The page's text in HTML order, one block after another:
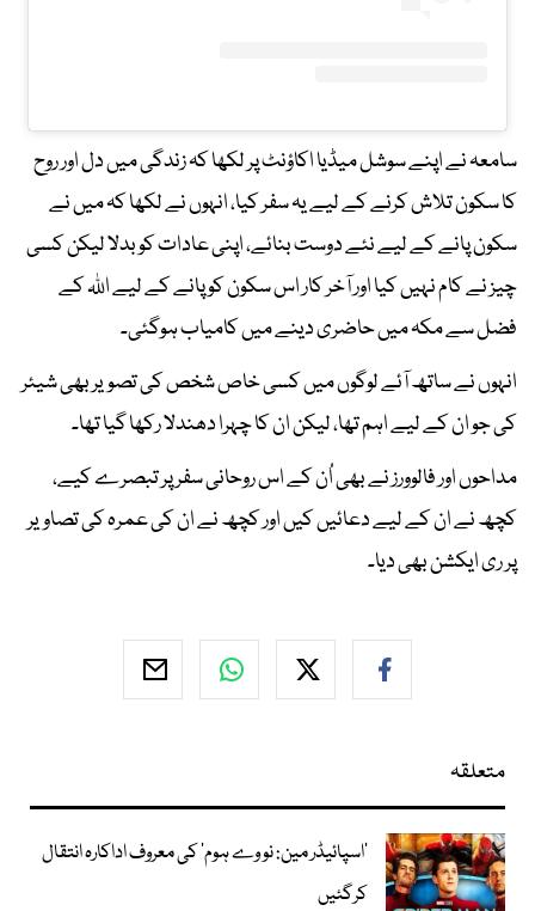
سامعہ نے اپنے سوشل میڈیا اکاؤنٹ پر لکھا کہ زندگی میں دل اور روح
کا سکون تلاش کرنے کے لیے یہ سفر کیا، انہوں نے لکھا کہ میں نے
سکون پانے کے لیے نئے دوست بنائے، اپنی عادات کو بدلا لیکن کسی
چیز نے کام نہیں کیا اور آخر کار اس سکون کو پانے کے لیے اللہ کے
فضل سے مکہ میں حاضری دینے میں کامیاب ہوگئی۔
انہوں نے ساتھ آئے لوگوں میں کسی خاص شخص کی تصویر بھی شیئر
کی جو ان کے لیے اہم تھا، لیکن ان کا چہرا دھندلا رکھا گیا تھا۔
مداحوں اور فالوورز نے بھی اُن کے اس روحانی سفر پر تبصرے کیے،
کچھ نے ان کے لیے دعائیں کیں اور کچھ نے ان کی عمرہ کی تصاویر
پر ری ایکشن بھی دیا۔
متعلقہ
’اسپائیڈر مین: نو وے ہوم‘ کی معروف اداکارہ انتقال
کرگئیں